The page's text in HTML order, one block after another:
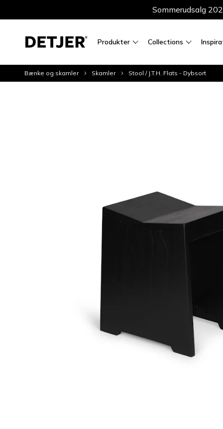
Sommerudsalg
Produkter Collections
Bænke og skamler Skamler Stool / J.T.H. Flats - Dybsort